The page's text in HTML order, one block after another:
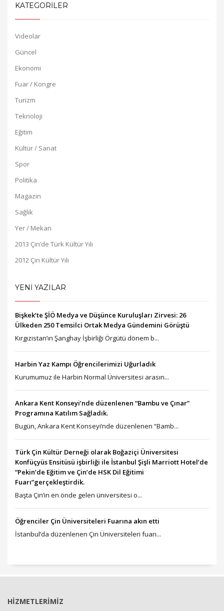
KATEGORİLER
Videolar
Güncel
Ekonomi
Fuar / Kongre
Turizm
Teknoloji
Eğitim
Kültür / Sanat
Spor
Politika
Magazin
Sağlık
Yer / Mekan
2013 Çin’de Türk Kültür Yılı
2012 Çin Kültür Yılı
YENİ YAZILAR
Bişkek’te ŞİÖ Medya ve Düşünce Kuruluşları Zirvesi: 26
Ülkeden 250 Temsilci Ortak Medya Gündemini Görüştü
Kırgızistan’ın Şanghay İşbirliği Örgütü dönem b...
Harbin Yaz Kampı Öğrencilerimizi Uğurladık
Kurumumuz ile Harbin Normal Üniversitesi arasın...
Ankara Kent Konseyi’nde düzenlenen “Bambu ve Çınar”
Programına Katılım Sağladık.
Bugün, Ankara Kent Konseyi’nde düzenlenen “Bamb...
Türk Çin Kültür Derneği olarak Boğaziçi Üniversitesi
Konfüçyüs Ensitüsü işbirliği ile İstanbul Şişli Marriott Hotel’de
“Pekin’de Eğitim ve Çin’de HSK Dil Eğitimi
Fuarı”gerçekleştirdik.
Başta Çin’in en önde gelen üniversitesi o...
Öğrenciler Çin Üniversiteleri Fuarına akın etti
İstanbul’da düzenlenen Çin Üniversiteleri fuarı...
HİZMETLERİMİZ